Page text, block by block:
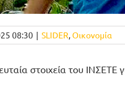
08:30 | SLIDER,Οικονομία
στοιχεία του ΙΝΣΕΤΕ